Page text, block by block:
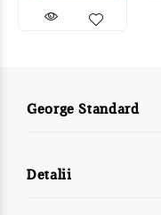
George Standard
Detalii